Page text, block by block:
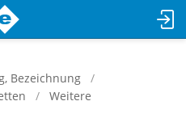
Bezeichnung
Weitere